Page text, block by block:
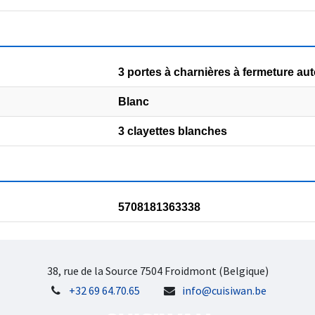
3 portes à charnières à fermeture
Blanc
3 clayettes blanches
5708181363338
38, rue de la Source 7504 Froidmont (Belgique)
+32 69 64.70.65
info@cuisiwan.be